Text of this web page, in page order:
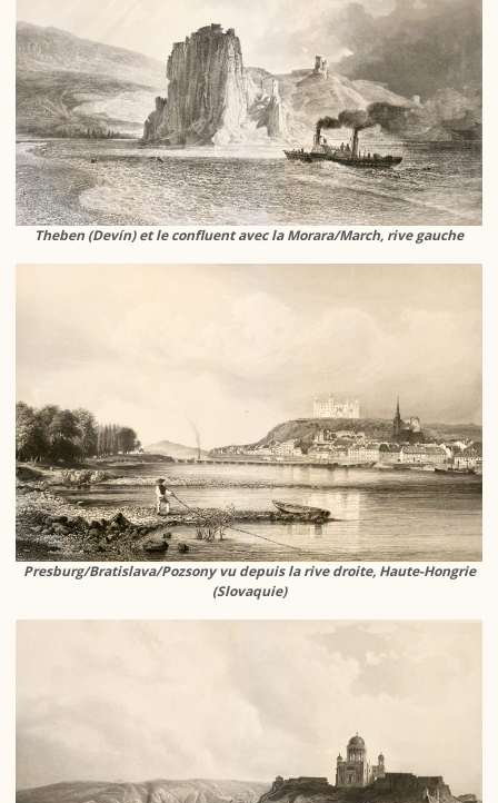
Theben (Devín) et le confluent avec la Morara/March, rive gauche
Presburg/Bratislava/Pozsony vu depuis larive droite, Haute-Hongrie
(Slovaquie)